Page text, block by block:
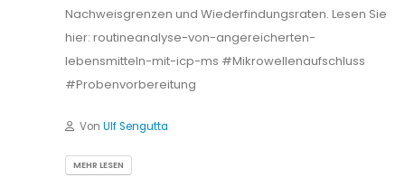
Nachweisgrenzen und Wiederfindungsraten. Lesen Sie
hier: routineanalyse-von-angereicherten-
lebensmitteln-mit-icp-ms #Mikrowellenaufschluss
#Probenvorbereitung
Von Ulf Sengutta
MEHR LESEN